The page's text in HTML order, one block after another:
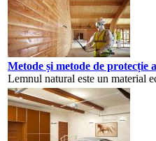
Metode și metode de
Lemnul natural este un material